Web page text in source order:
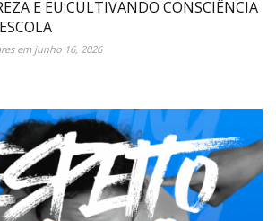
E EU:CULTIVANDO CONSCIÊNCIA
em junho 16, 2026